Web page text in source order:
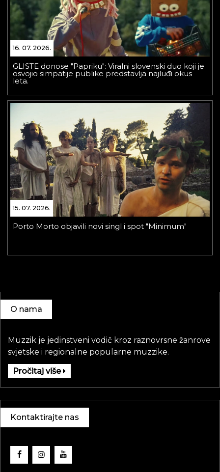
16. 07. 2026.
GLISTE donose "Papriku": Viralni slovenski duo koji je
osvojio simpatije publike predstavlja najluđi okus
leta.
15. 07. 2026.
Porto Morto objavili novi singl i spot "Minimum"
O nama
Muzzik je jedinstveni vodič kroz raznovrsne žanrove
svjetske i regionalne popularne muzzike.
Pročitaj više
Kontaktirajte nas